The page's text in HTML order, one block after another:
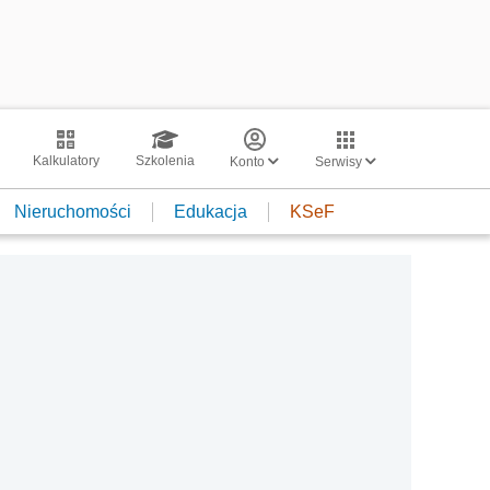
Kalkulatory Szkolenia Konto Serwisy
Nieruchomości Edukacja KSeF